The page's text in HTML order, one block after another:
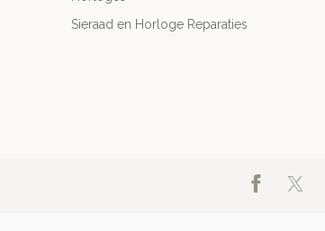
Sieraad en Horloge Reparaties